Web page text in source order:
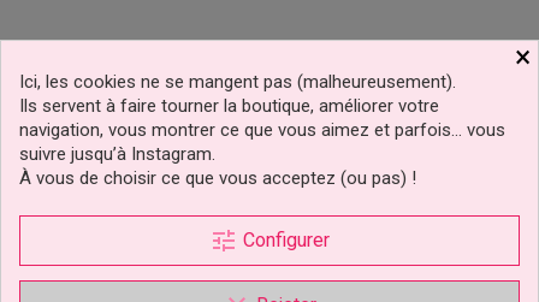
×
Ici, les cookies ne se mangent pas (malheureusement).
Ils servent à faire tourner la boutique, améliorer votre
navigation, vous montrer ce que vous aimez et parfois… vous
suivre jusqu’à Instagram.
À vous de choisir ce que vous acceptez (ou pas) !
tune Configurer